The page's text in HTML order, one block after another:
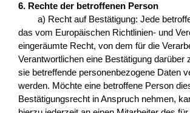
6. Rechte der betroffenen Person
a) Recht auf Bestätigung: Jede
das vom Europäischen Richtlinien- und
eingeräumte Recht, von dem für die
Verantwortlichen eine Bestätigung darüber
sie betreffende personenbezogene Daten
werden. Möchte eine betroffene Person
Bestätigungsrecht in Anspruch nehmen,